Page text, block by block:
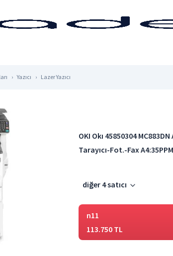
Yazıcı Lazer Yazıcı
OKI Okı 45850304
Tarayıcı-Fot.-Fax
diğer 4 satıcı
n11
113.750 TL